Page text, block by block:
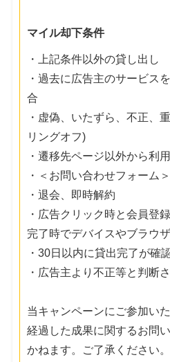
マイル却下条件
・上記条件以外の貸し出し
・過去に広告主のサービス
合
・虚偽、いたずら、不正、
リングオフ)
・遷移先ページ以外から利
・＜お問い合わせフォーム
・退会、即時解約
・広告クリック時と会員登
完了時でデバイスやブラウ
・30日以内に貸出完了が確
・広告主より不正等と判断
当キャンペーンにご参加い
経過した成果に関するお問
かねます。ご了承ください。